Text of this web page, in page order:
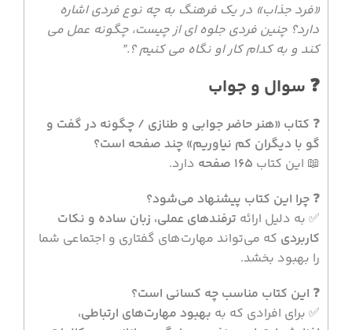
«فرد جذاب» در یک فرهنگ به چه نوع فردی اشاره
دارد؟ چنین فردی جلوه ای از چیست، چگونه عمل می
کند و به کدام کار او نگاه می کنیم ؟.”
❓ سوال و جواب
❓ کتاب «هنر حاضر جوابی و طنازی / چگونه در گفت و
گو با دیگران کم نیاوریم» چند صفحه است؟
📖 این کتاب 165 صفحه
دارد.
❓ چرا این کتاب پیشنهاد می‌شود؟
✅ به دلیل ارائه ترفندهای عملی، زبان ساده و نکات
کاربردی که می‌تواند مهارت‌های گفتاری و اجتماعی شما
را بهبود بخشد.
❓ این کتاب مناسب چه کسانی است؟
✅ برای افرادی که به بهبود مهارت‌های ارتباطی،